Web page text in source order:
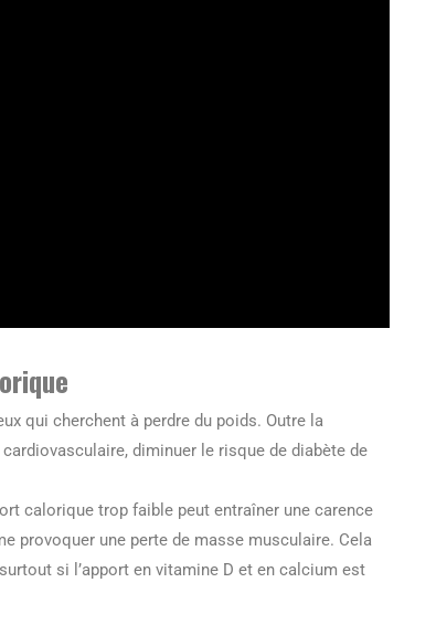
qui cherchent à perdre du poids. Outre la
diminuer le risque de diabète de
calorique trop faible peut entraîner une carence
provoquer une perte de masse musculaire. Cela
si l’apport en vitamine D et en calcium est